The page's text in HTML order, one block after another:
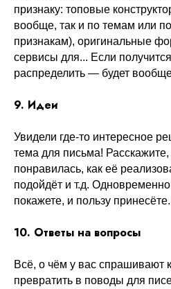
признаку: топовые
вообще, так и по темам или
признакам), оригинальные
сервисы для... Если
распределить — будет
9. Идеи
Увидели где-то интересное
тема для письма!
понравилась, как её
подойдёт и т.д.
покажете, и пользу принесёте.
10. Ответы на вопросы
Всё, о чём у вас спрашивают
превратить в поводы для